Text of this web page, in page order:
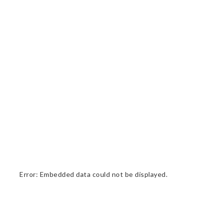
Error: Embedded data could not be displayed.